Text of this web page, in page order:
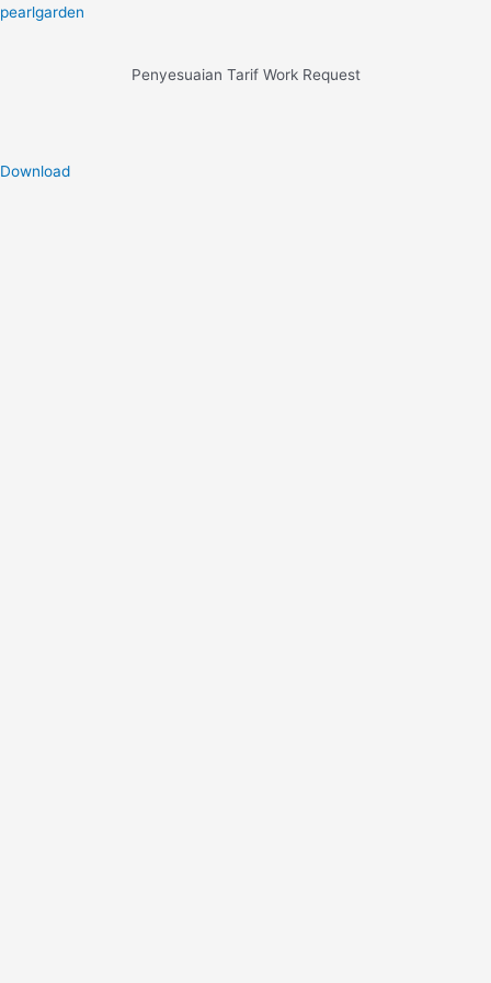
pearlgarden
Penyesuaian Tarif Work Request
Download